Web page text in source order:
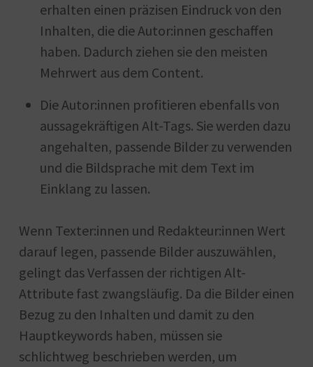
erhalten einen präzisen Eindruck von den
Inhalten, die die Autor:innen geschaffen
haben. Dadurch ziehen sie den meisten
Mehrwert aus dem Content.
Die Autor:innen profitieren ebenfalls von
aussagekräftigen Alt-Tags. Sie werden dazu
angehalten, passende Bilder zu verwenden
und die Bildsprache mit dem Text im
Einklang zu lassen.
Wenn Texter:innen und Redakteur:innen Wert
darauf legen, passende Bilder auszuwählen,
gelingt das Verfassen der richtigen Alt-
Attribute fast zwangsläufig. Da die Bilder einen
Bezug zu den Inhalten und damit zu den
Hauptkeywords haben, müssen sie
schlichtweg beschrieben werden, um